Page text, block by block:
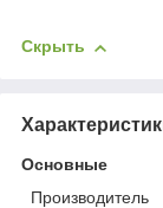
Скрыть
Основные
Производитель